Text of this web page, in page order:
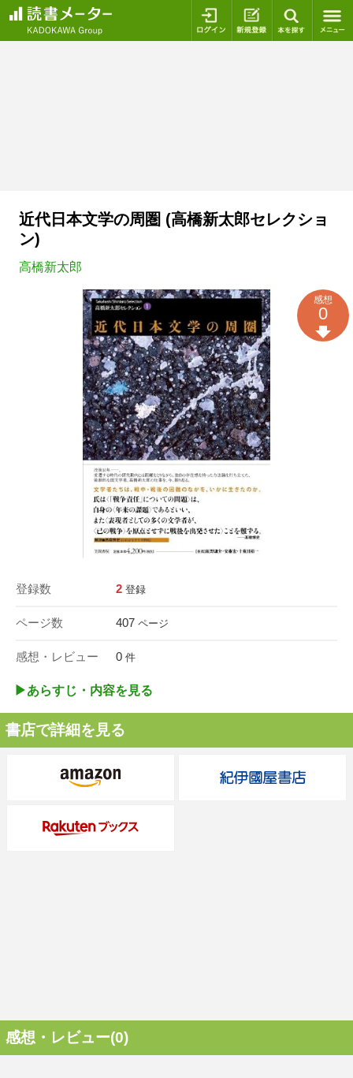
ログイン 新規登録
近代日本文学の周圏 (高橋新太郎セレクショ
ン)
高橋新太郎
登録数 2 登録
ページ数 407 ページ
感想・レビュー 0 件
感想
0
▶︎あらすじ・内容を見る
書店で詳細を見る
感想・レビュー(0)